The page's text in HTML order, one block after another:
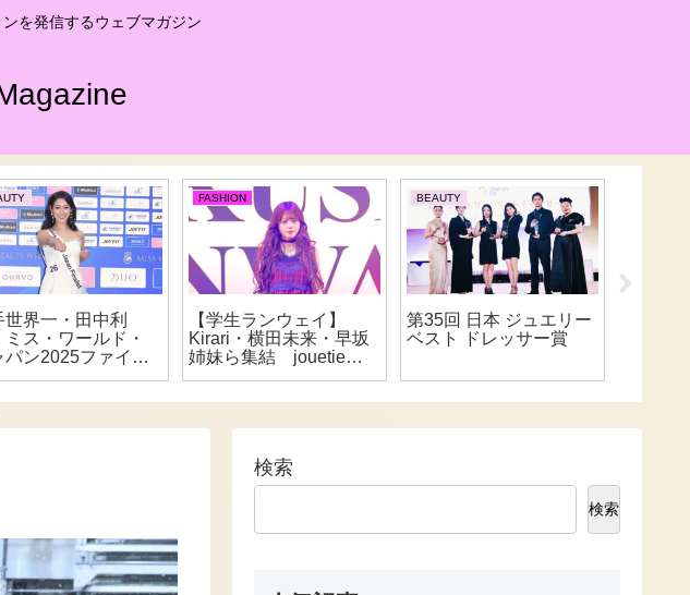
を発信するウェブマガジン
世界一・田中利
ミス・ワールド・
パン2025ファイナ
FASHION
【学生ランウェイ】
Kirari・横田未来・早坂
姉妹ら集結 jouetieが
BEAUTY
第35回 日本 ジュエリー
ベスト ドレッサー賞
検索
検索